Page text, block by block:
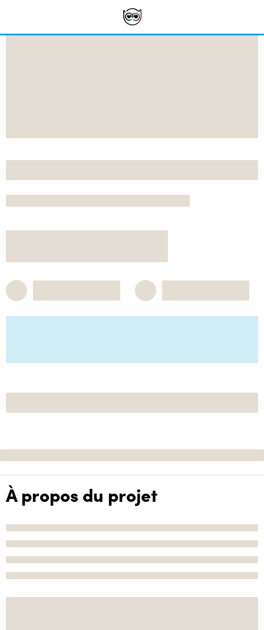
À propos du projet